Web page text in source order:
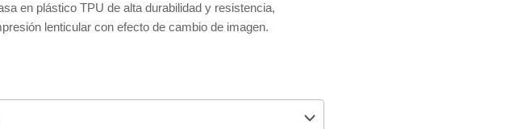
en plástico TPU de alta durabilidad y resistencia,
lenticular con efecto de cambio de imagen.